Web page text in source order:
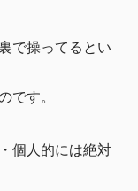
で操ってるとい
です。
個人的には絶対